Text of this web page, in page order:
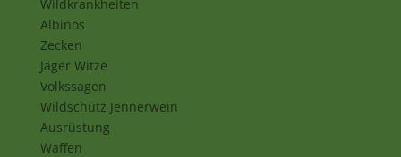
Wildkrankheiten
Albinos
Zecken
Jäger Witze
Volkssagen
Wildschütz Jennerwein
Ausrüstung
Waffen